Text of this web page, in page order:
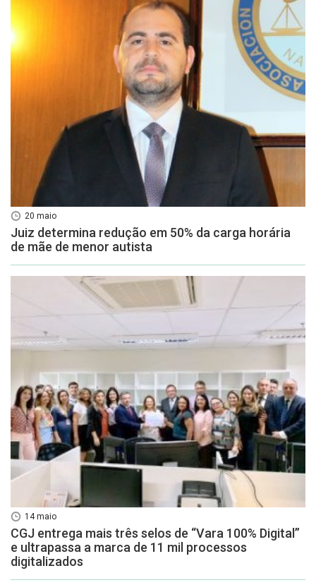
20 maio
Juiz determina redução em 50% da carga horária
de mãe de menor autista
14 maio
CGJ entrega mais três selos de “Vara 100% Digital”
e ultrapassa a marca de 11 mil processos
digitalizados